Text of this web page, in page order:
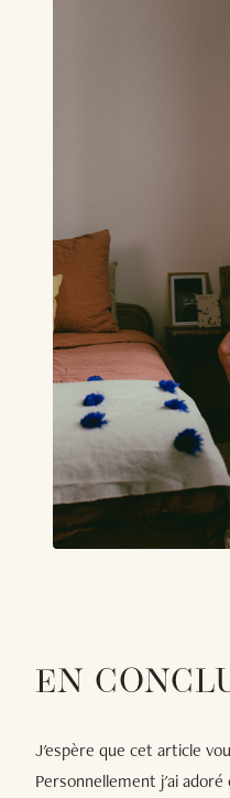
EN
J'espère que cet article
Personnellement j'ai